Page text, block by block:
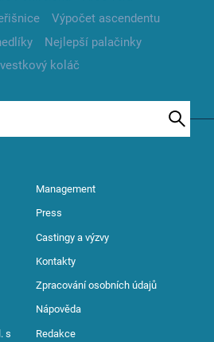
Výpočet ascendentu
Nejlepší palačinky
koláč
Management
Press
Castingy a výzvy
Kontakty
Zpracování osobních údajů
Nápověda
s
Redakce